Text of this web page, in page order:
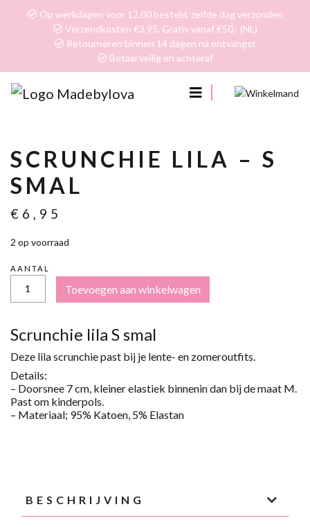
Op werkdagen voor 12.00 besteld, zelfde dag verzonden
Verzendkosten €3,95. Gratis vanaf €50,- (NL)
Retourneren binnen 14 dagen na ontvangst
Betaal veilig en achteraf
0
SCRUNCHIE LILA – S
SMAL
€ 6,95
2 op voorraad
AANTAL
SCRUNCHIE
LILA
-
AANTAL
Toevoegen aan winkelwagen
Scrunchie lila S smal
Deze lila scrunchie past bij je lente- en zomeroutfits.
Details:
– Doorsnee 7 cm, kleinerelastiek binnenindan bij de maat M.
Past om kinderpols.
– Materiaal; 95% Katoen, 5% Elastan
BESCHRIJVING